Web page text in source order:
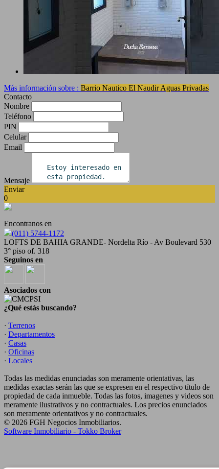
Más información sobre : Barrio Nautico El Naudir Aguas Privadas
Contacto
Nombre
Teléfono
PIN
Celular
Email
Mensaje
Enviar
0
Encontranos en
(011) 5744-1172
LOFTS DE BAHIA GRANDE- Nordelta Río - Av Boulevard 530
3° piso of. 318
Seguinos en
Asociados con
¿Qué estás buscando?
· Terrenos
· Departamentos
· Casas
· Oficinas
· Locales
Todas las medidas enunciadas son meramente orientativas, las
medidas exactas serán las que se expresen en el respectivo título de
propiedad de cada inmueble. Todas las fotos, imagenes y videos son
meramente ilustrativos y no contractuales. Los precios enunciados
son meramente orientativos y no contractuales.
© 2026 FGH Negocios Inmobiliarios.
Software Inmobiliario - Tokko Broker